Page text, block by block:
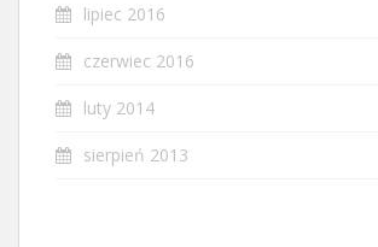
lipiec 2016
czerwiec 2016
luty 2014
sierpień 2013